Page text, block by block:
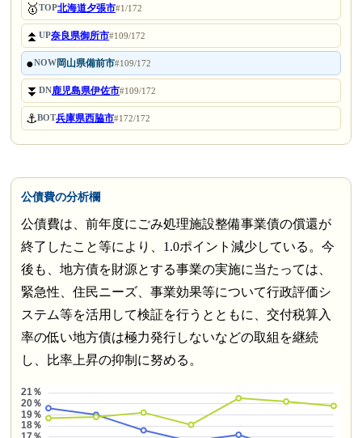
🥇TOP北海道夕張市#1/172
⏫UP奈良県御所市#109/172
●NOW岡山県備前市#109/172
⏬DN鹿児島県伊佐市#109/172
⚓BOT兵庫県西脇市#172/172
公債費の分析欄
公債費は、前年度にごみ処理施設整備事業債の償還が
終了したこと等により、1.0ポイント減少している。今
後も、地方債を財源とする事業の実施に当たっては、
緊急性、住民ニーズ、事業効果等について行政評価シ
ステム等を活用して検証を行うとともに、交付税算入
率の低い地方債は極力発行しないなどの取組を継続
し、比率上昇の抑制に努める。